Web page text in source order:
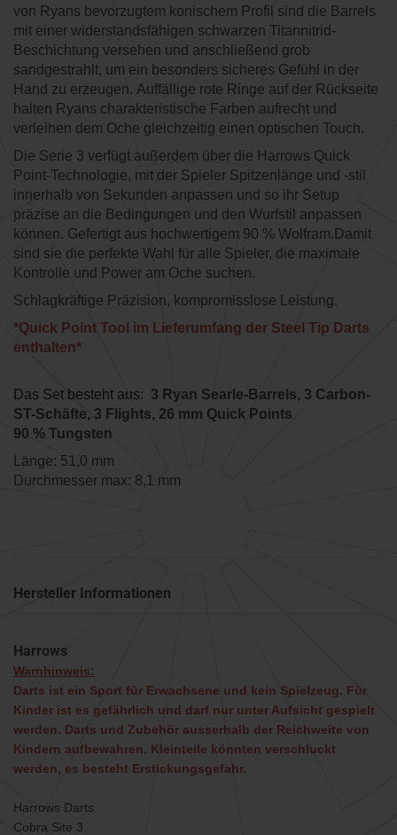
von Ryans bevorzugtem konischem Profil sind die Barrels
mit einer widerstandsfähigen schwarzen Titannitrid-
Beschichtung versehen und anschließend grob
sandgestrahlt, um ein besonders sicheres Gefühl in der
Hand zu erzeugen. Auffällige rote Ringe auf der Rückseite
halten Ryans charakteristische Farben aufrecht und
verleihen dem Oche gleichzeitig einen optischen Touch.
Die Serie 3 verfügt außerdem über die Harrows Quick
Point-Technologie, mit der Spieler Spitzenlänge und -stil
innerhalb von Sekunden anpassen und so ihr Setup
präzise an die Bedingungen und den Wurfstil anpassen
können. Gefertigt aus hochwertigem 90 % Wolfram.Damit
sind sie die perfekte Wahl für alle Spieler, die maximale
Kontrolle und Power am Oche suchen.
Schlagkräftige Präzision, kompromisslose Leistung.
*Quick Point Tool im Lieferumfang der Steel Tip Darts
enthalten*
Das Set besteht aus: 3 Ryan Searle-Barrels, 3 Carbon-
ST-Schäfte, 3 Flights, 26 mm Quick Points
90 % Tungsten
Länge: 51,0 mm
Durchmesser max: 8,1 mm
Hersteller Informationen
Harrows
Warnhinweis:
Darts ist ein Sport für Erwachsene und kein Spielzeug. Für
Kinder ist es gefährlich und darf nur unter Aufsicht gespielt
werden. Darts und Zubehör ausserhalb der Reichweite von
Kindern aufbewahren. Kleinteile könnten verschluckt
werden, es besteht Erstickungsgefahr.
Harrows Darts
Cobra Site 3